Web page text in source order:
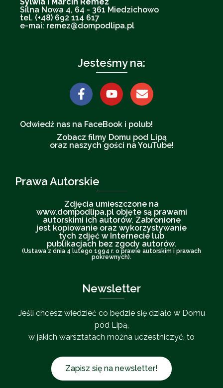
Silna Nowa 4, 64 - 361 Miedzichowo
tel. (+48) 692 114 617
e-mai: remez@dompodlipa.pl
Jesteśmy na:
Odwiedź nas na FaceBook i polub!
Zobacz filmy Domu pod Lipą
oraz naszych gości na YouTube!
Prawa Autorskie
Zdjęcia umieszczone na
www.dompodlipa.pl objęte są prawami
autorskimi ich autorów. Zabronione
jest kopiowanie oraz wykorzystywanie
tych zdjęć w Internecie lub
publikacjach bez zgody autorów.
(Ustawa z dnia 4 lutego 1994 r. o prawie autorskim i prawach
pokrewnych).
Newsletter
Jeśli chcesz wiedzieć co będzie się działo w Domu
pod Lipą,
w jakich warsztatach można uczestniczyć, to
Zapisz się na newsletter!